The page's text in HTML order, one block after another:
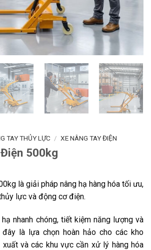
TAY THỦY LỰC / XE NÂNG TAY ĐIỆN
500kg
là giải pháp nâng hạ hàng hóa tối ưu,
lực và động cơ điện.
nhanh chóng, tiết kiệm năng lượng và
là lựa chọn hoàn hảo cho các kho
xuất và các khu vực cần xử lý hàng hóa